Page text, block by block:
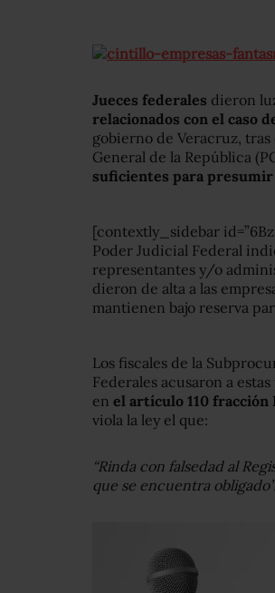
Jueces federales dieron
relacionados con el caso
gobierno de Veracruz,
General de la República
suficientes para
[contextly_sidebar
Poder Judicial Federal
representantes y/o
dieron de alta a las
mantienen bajo reserva
Los fiscales de la
Federales acusaron a
en el artículo 110 fracción
viola la ley el que:
“Rinda con falsedad al
que se encuentra